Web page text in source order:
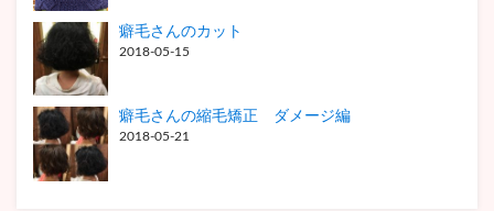
癖毛さんのカット
2018-05-15
癖毛さんの縮毛矯正 ダメージ編
2018-05-21